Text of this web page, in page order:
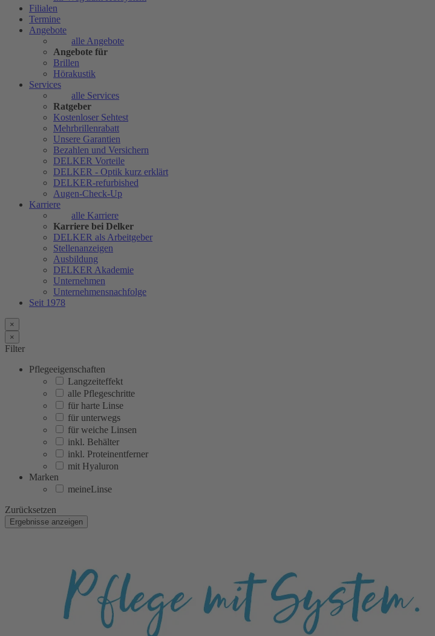
Filialen
Termine
Angebote
alle Angebote
Angebote für
Brillen
Hörakustik
Services
alle Services
Ratgeber
Kostenloser Sehtest
Mehrbrillenrabatt
Unsere Garantien
Bezahlen und Versichern
DELKER Vorteile
DELKER - Optik kurz erklärt
DELKER-refurbished
Augen-Check-Up
Karriere
alle Karriere
Karriere bei Delker
DELKER als Arbeitgeber
Stellenanzeigen
Ausbildung
DELKER Akademie
Unternehmen
Unternehmensnachfolge
Seit 1978
×
×
Filter
Pflegeeigenschaften
Langzeiteffekt
alle Pflegeschritte
für harte Linse
für unterwegs
für weiche Linsen
inkl. Behälter
inkl. Proteinentferner
mit Hyaluron
Marken
meineLinse
Zurücksetzen
Ergebnisse anzeigen